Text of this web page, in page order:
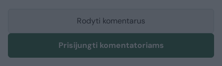
Rodyti komentarus
Prisijungti komentatoriams